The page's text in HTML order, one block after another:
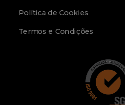
Política de Cookies
Termos e Condições